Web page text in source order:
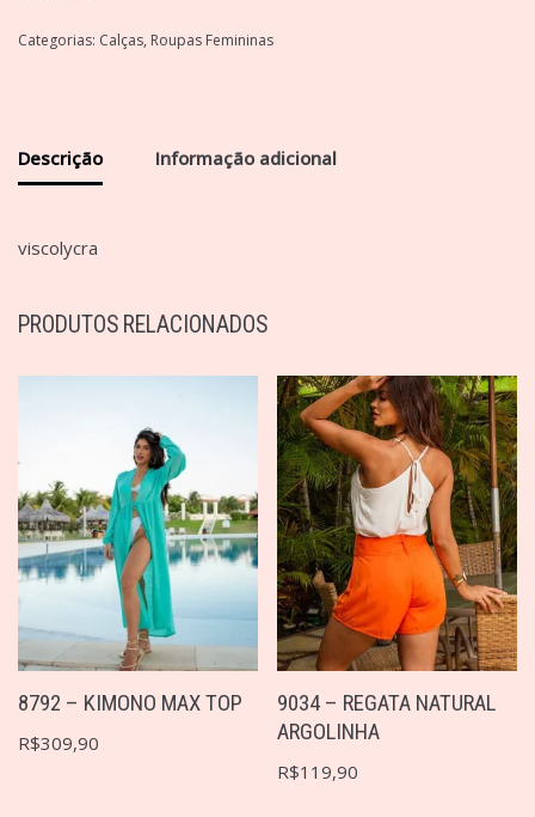
Categorias: Calças, Roupas Femininas
Descrição Informação adicional
viscolycra
PRODUTOS RELACIONADOS
8792 – KIMONO MAX TOP
R$309,90
9034 – REGATA NATURAL
ARGOLINHA
R$119,90